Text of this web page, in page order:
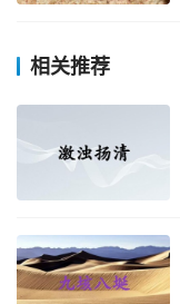
相关推荐